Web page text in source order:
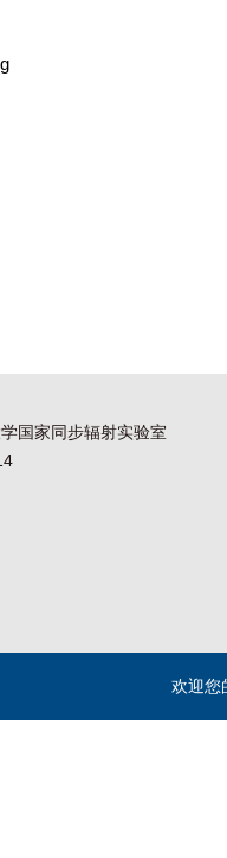
国家同步辐射实验室
欢迎您